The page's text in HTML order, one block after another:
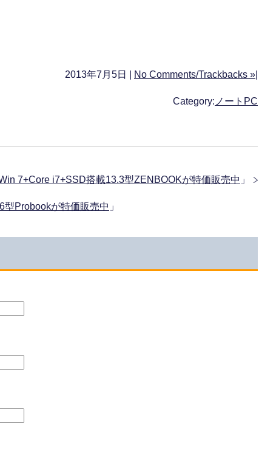
2013年7月5日 | No Comments/Trackbacks »
Category: ノートPC
7+Core i7+SSD搭載13.3型ZENBOOKが特価販売中 」
型Probookが特価販売中 」